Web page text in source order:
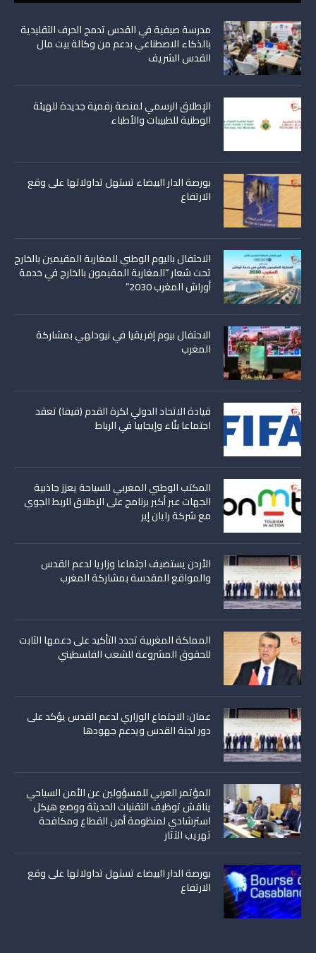
مدرسة صيفية في القدس تدمج الحرف التقليدية
بالذكاء الاصطناعي بدعم من وكالة بيت مال
القدس الشريف
الإطلاق الرسمي لمنصة رقمية جديدة للهيئة
الوطنية للطبيبات والأطباء
بورصة الدار البيضاء تستهل تداولاتها على وقع
الارتفاع
الاحتفال باليوم الوطني للمغاربة المقيمين بالخارج
تحت شعار “المغاربة المقيمون بالخارج في خدمة
أوراش المغرب 2030”
الاحتفال بيوم إفريقيا في نيودلهي بمشاركة
المغرب
قيادة الاتحاد الدولي لكرة القدم (فيفا) تعقد
اجتماعا بنّاء وإيجابيا في الرباط
المكتب الوطني المغربي للسياحة يعزز جاذبية
الجهات عبر أكبر برنامج على الإطلاق للربط الجوي
مع شركة رايان إير
الأردن يستضيف اجتماعا وزاريا لدعم القدس
والمواقع المقدسة بمشاركة المغرب
المملكة المغربية تجدد التأكيد على دعمها الثابت
للحقوق المشروعة للشعب الفلسطيني
عمان: الاجتماع الوزاري لدعم القدس يؤكد على
دور لجنة القدس ويدعم جهودها
المؤتمر العربي للمسؤولين عن الأمن السياحي
يناقش توظيف التقنيات الحديثة ووضع هيكل
استرشادي لمنظومة أمن القطاع ومكافحة
تهريب الآثار
بورصة الدار البيضاء تستهل تداولاتها على وقع
الارتفاع